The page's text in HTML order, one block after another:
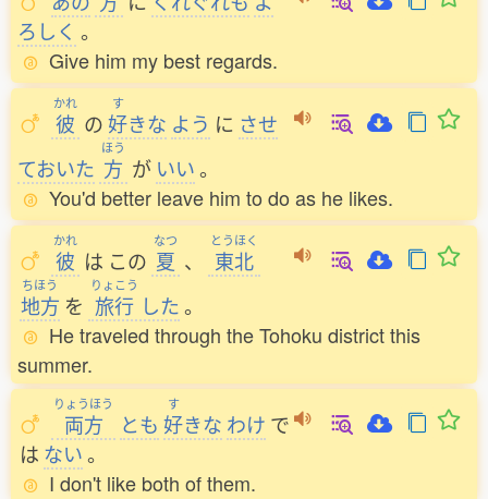
ろしく 。
Give him my best regards.
かれ
彼 の
す
好きな よう に させ
ておいた
ほう
方 が いい。
You'd better leave him to do as he likes.
かれ
彼 は この
なつ
夏 、
とうほく
東北
ちほう
地方 を
りょこう
旅行 した。
He traveled through the Tohoku district this
summer.
りょうほう
両方 とも
す
好きな わけ で
は ない。
I don't like both of them.